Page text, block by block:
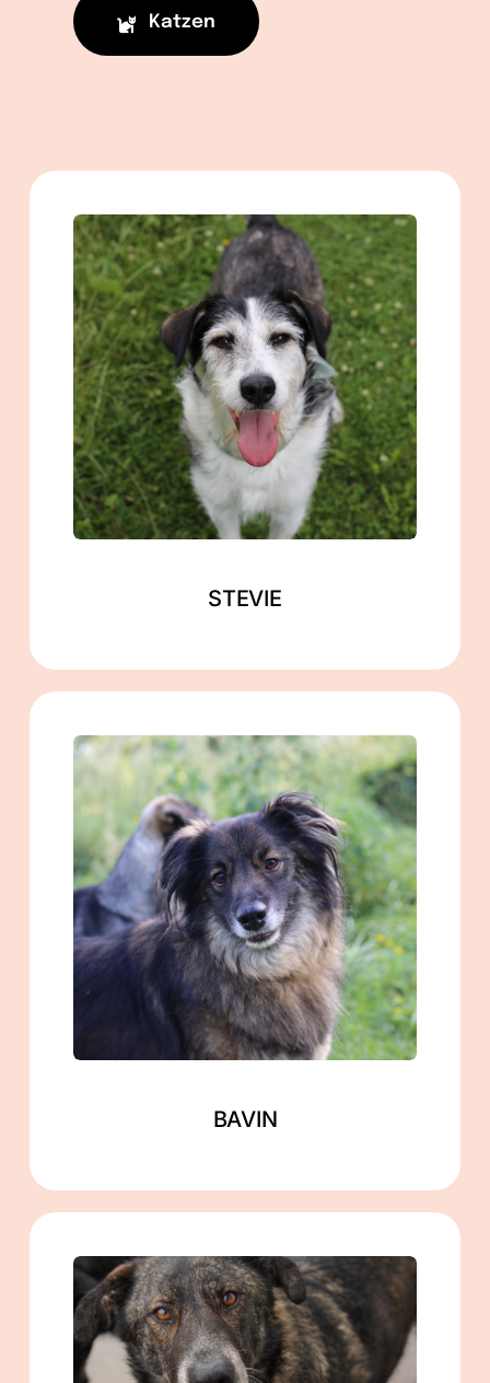
Katzen
männlich
geb. ca. 02/2020
ca. 57 cm
in Berlin
Mehr lesen
STEVIE
männlich
geb. ca. 11/2019
ca. 48 cm
in Zahna-Elster
Mehr lesen
BAVIN
männlich
geb. ca. 03/2022